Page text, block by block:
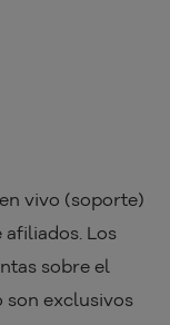
vivo (soporte)
Los
sobre el
son exclusivos